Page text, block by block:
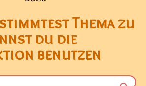
Thema zu
du die
benutzen